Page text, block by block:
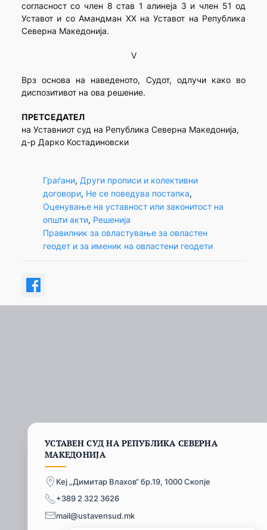
согласност со член 8 став 1 алинеја 3 и член 51 од
Уставот и со Амандман XX на Уставот на Република
Северна Македонија.
V
Врз основа на наведеното, Судот, одлучи како во
диспозитивот на ова решение.
ПРЕТСЕДАТЕЛ
на Уставниот суд на Република Северна Македонија,
д-р Дарко Костадиновски
Граѓани, Други прописи и колективни
договори, Не се поведува постапка
Оценување на уставност или законитост на
општи акти, Решенија
Правилник за овластување за овластен
геодет и за именик на овластени геодети
УСТАВЕН СУД НА РЕПУБЛИКА СЕВЕРНА
МАКЕДОНИЈА
Кеј „Димитар Влахов“ бр.19, 1000 Скопје
+389 2 322 3626
mail@ustavensud.mk